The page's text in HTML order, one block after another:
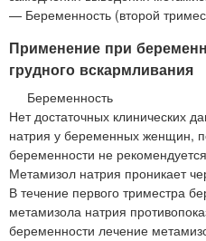
— Беременность (второй
Применение при
грудного вскармливания
Беременность
Нет достаточных клинических
натрия у беременных женщин,
беременности не
Метамизол натрия проникает
В течение первого триместра
метамизола натрия
беременности лечение